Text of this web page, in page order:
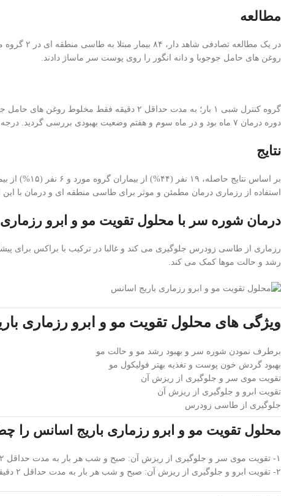
مطالعه
روغن های حامل جوجوبا و دانه انگور را روی پوست سر ماساژ دادند.
گروه کنترل شبی ۱ بار؛ به مدت حداقل ۲
دوره درمان ۷ ماه بود و در ماه سوم و هفتم وضعیت بهبودی بررسی گردید. درجه بهبودی با استفاده از ۲ روش درجه بندی ۶ نقطه ای و تجزیه و تحلیل کامپیوتری حدود نواحی مبتلا به طاسی مشخص گردید.
نتایج
بر اساس
استفاده از رزماری درمان مطمئن و موثر برای طاسی منطقه ای و درمان با
درمان شوره سر با محلول تقویت مو و ابرو
رزماری از طاسی زودرس جلوگیری می کند و غالبا در ترکیب با براکس
رشد و حالت موها کمک می کند.
ویژگی های محلول تقویت مو و ابرو رزماری
برطرف نمودن شوره سر و بهبود رشد مو و حالت مو
بهبود گردش خون پوست و تغذیه بهتر فولیکول مو
تقویت موی سر و جلوگیری از ریزش آن
تقویت ابرو و جلوگیری از ریزش آن
جلوگیری از طاسی زودرس
محلول تقویت مو و ابرو رزماری باریج اسانس
۱- تقویت موی سر و جلوگیری از ریزش آن: صبح و شب هر بار به مدت حداقل ۲ دقیقه؛ آقایان ۱۰ تا ۱۵ قطره و خانم‎ ها ‎ ۱۵ تا ۲۰ قطره از لوسیون رزماری را با نوک انگشتان روی ناحیه مورد نظر ماساژ دهند.
۲- تقویت ابرو و جلوگیری از ریزش آن: صبح و شب هر بار به مدت حداقل ۲ دقیقه؛ ۱ تا ۲ قطره از لوسیون رزماری را با نوک انگشتان روی ابروها ماساژ دهید.